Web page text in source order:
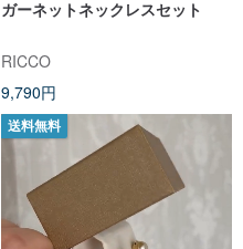
ガーネットネックレスセット
RICCO
9,790円
送料無料